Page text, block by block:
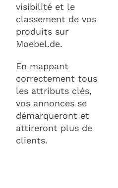
visibilité et le
classement de vos
produits sur
Moebel.de.
En mappant
correctement tous
les attributs clés,
vos annonces se
démarqueront et
attireront plus de
clients.